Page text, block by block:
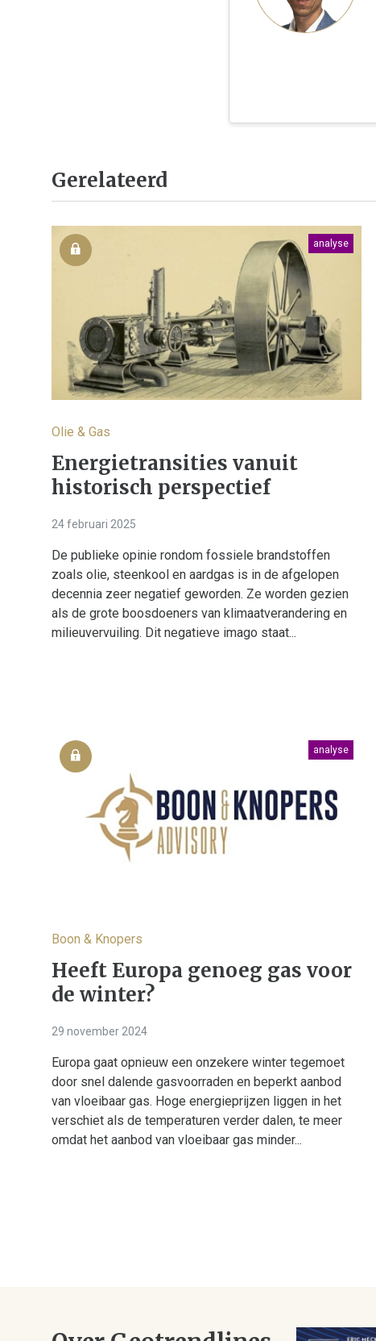
Gerelateerd
analyse
Olie & Gas
Energietransities vanuit
historisch perspectief
24 februari 2025
De publieke opinie rondom fossiele brandstoffen
zoals olie, steenkool en aardgas is in de afgelopen
decennia zeer negatief geworden. Ze worden gezien
als de grote boosdoeners van klimaatverandering en
milieuvervuiling. Dit negatieve imago staat...
analyse
Boon & Knopers
Heeft Europa genoeg gas voor
de winter?
29 november 2024
Europa gaat opnieuw een onzekere winter tegemoet
door snel dalende gasvoorraden en beperkt aanbod
van vloeibaar gas. Hoge energieprijzen liggen in het
verschiet als de temperaturen verder dalen, te meer
omdat het aanbod van vloeibaar gas minder...